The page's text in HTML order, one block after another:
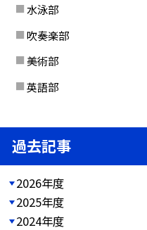
水泳部
吹奏楽部
美術部
英語部
過去記事
2026年度
2025年度
2024年度